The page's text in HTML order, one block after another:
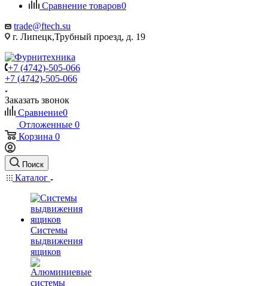
Сравнение товаров0
trade@ftech.su
г. Липецк,Трубный проезд, д. 19
+7 (4742)-505-066
+7 (4742)-505-066
Заказать звонок
Сравнение0
Отложенные 0
Корзина 0
Поиск
Каталог
Системы
выдвижения
ящиков